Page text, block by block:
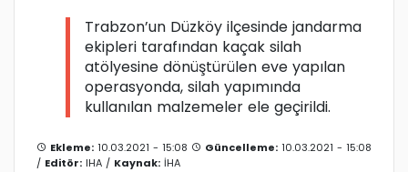
Trabzon’un Düzköy ilçesinde jandarma
ekipleri tarafından kaçak silah
atölyesine dönüştürülen eve yapılan
operasyonda, silah yapımında
kullanılan malzemeler ele geçirildi.
Ekleme: 10.03.2021 - 15:08 Güncelleme: 10.03.2021 - 15:08
/ Editör: IHA / Kaynak: İHA